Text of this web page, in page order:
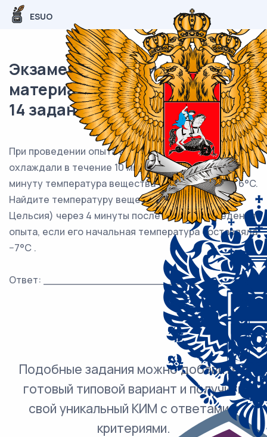
ESUO
Экзаменационный (типовой)
материал ОГЭ / Математика /
14 задания (24) / 70
При проведении опыта вещество равномерно
охлаждали в течение 10 минут. При этом каждую
минуту температура вещества уменьшалась на 6°C.
Найдите температуру вещества (в градусах
Цельсия) через 4 минуты после начала проведения
опыта, если его начальная температура составляла
−7°C .
Ответ: ___________________________.
Подобные задания можно добавить в
готовый типовой вариант и получить
свой уникальный КИМ с ответами и
критериями.